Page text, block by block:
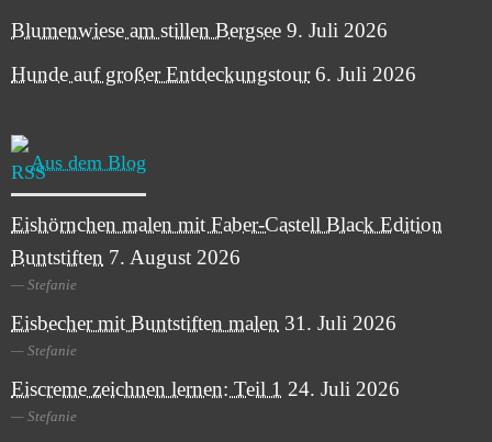
Blumenwiese am stillen Bergsee 9. Juli 2026
Hunde auf großer Entdeckungstour 6. Juli 2026
Aus dem Blog
Eishörnchen malen mit Faber-Castell Black Edition
Buntstiften 7. August 2026
Stefanie
Eisbecher mit Buntstiften malen 31. Juli 2026
Stefanie
Eiscreme zeichnen lernen: Teil 1 24. Juli 2026
Stefanie